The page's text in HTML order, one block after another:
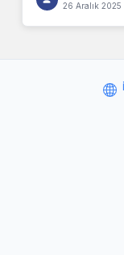
26 Aralık 2025